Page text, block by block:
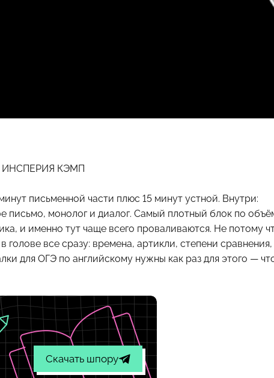
ИНСПЕРИЯ КЭМП
письменной части плюс 15 минут устной. Внутри:
письмо, монолог и диалог. Самый плотный блок по
и именно тут чаще всего проваливаются. Не потому
все сразу: времена, артикли, степени сравнения,
для ОГЭ по английскому нужны как раз для этого —
Скачать шпору